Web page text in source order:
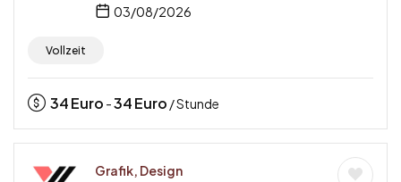
03/08/2026
Vollzeit
34Euro -34Euro / Stunde
Grafik, Design